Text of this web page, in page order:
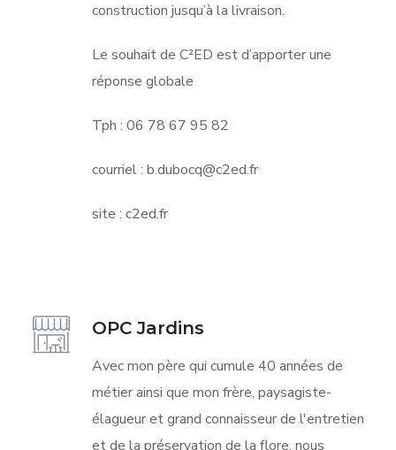
construction jusqu’à la livraison.
Le souhait de C²ED est d’apporter une
réponse globale
Tph : 06 78 67 95 82
courriel : b.dubocq@c2ed.fr
site : c2ed.fr
OPC Jardins
Avec mon père qui cumule 40 années de
métier ainsi que mon frère, paysagiste-
élagueur et grand connaisseur de l'entretien
et de la préservation de la flore, nous